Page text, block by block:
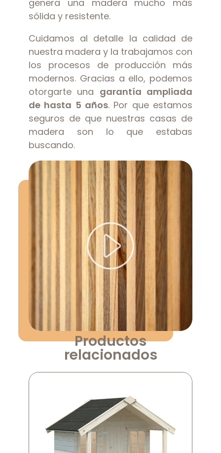
genera una madera mucho más
sólida y resistente.
Cuidamos al detalle la calidad de
nuestra madera y la trabajamos con
los procesos de producción más
modernos. Gracias a ello, podemos
otorgarte una garantía ampliada
de hasta 5 años. Por que estamos
seguros de que nuestras casas de
madera son lo que estabas
buscando.
Productos
relacionados